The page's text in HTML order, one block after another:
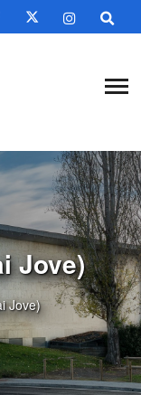
Jove)
Jove)